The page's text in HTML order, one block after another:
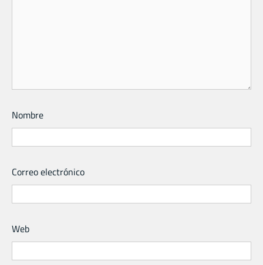
Nombre
Correo electrónico
Web